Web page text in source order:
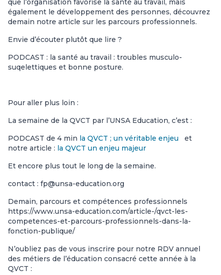
que l’organisation favorise la santé au travail, mais
également le développement des personnes, découvrez
demain notre article sur les parcours professionnels.
Envie d’écouter plutôt que lire ?
PODCAST : la santé au travail : troubles musculo-
suqelettiques et bonne posture.
Pour aller plus loin :
La semaine de la QVCT par l’UNSA Education, c’est :
PODCAST de 4 min la QVCT ; un véritable enjeu
et
notre article : la QVCT un enjeu majeur
Et encore plus tout le long de la semaine.
contact : fp@unsa-education.org
Demain, parcours et compétences professionnels
https://www.unsa-education.com/article-/qvct-les-
competences-et-parcours-professionnels-dans-la-
fonction-publique/
N’oubliez pas de vous inscrire pour notre RDV annuel
des métiers de l’éducation consacré cette année à la
QVCT :